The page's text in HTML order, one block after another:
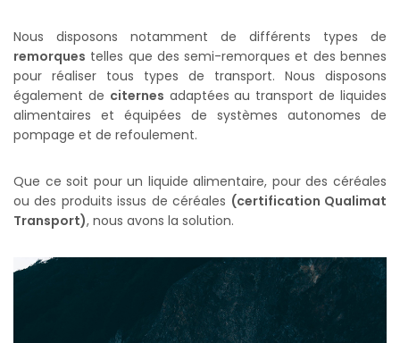
Nous disposons notamment de différents types de
remorques telles que des semi-remorques et des bennes
pour réaliser tous types de transport. Nous disposons
également de citernes adaptées au transport de liquides
alimentaires et équipées de systèmes autonomes de
pompage et de refoulement.
Que ce soit pour un liquide alimentaire, pour des céréales
ou des produits issus de céréales (certification Qualimat
Transport), nous avons la solution.